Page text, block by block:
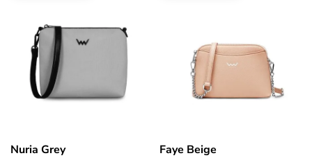
Nuria Grey Faye Beige